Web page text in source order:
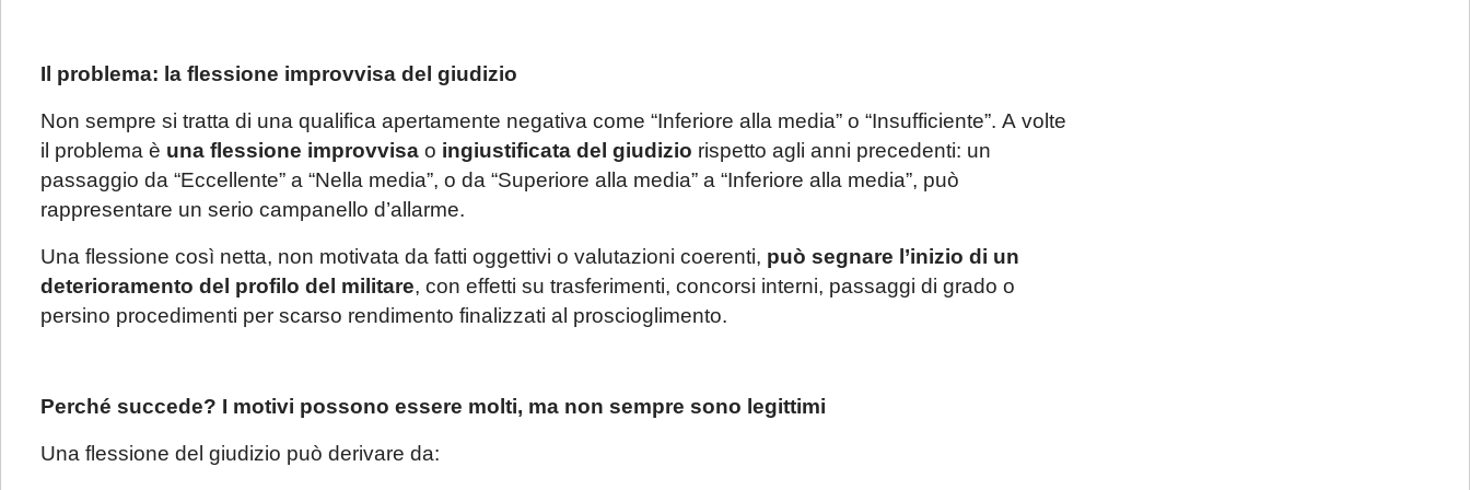
Il problema: la flessione improvvisa del giudizio
Non sempre si tratta di una qualifica apertamente negativa come “Inferiore alla media” o “Insufficiente”. A volte
il problema è una flessione improvvisa o ingiustificata del giudizio rispetto agli anni precedenti: un
passaggio da “Eccellente” a “Nella media”, o da “Superiore alla media” a “Inferiore alla media”, può
rappresentare un serio campanello d’allarme.
Una flessione così netta, non motivata da fatti oggettivi o valutazioni coerenti, può segnare l’inizio di un
deterioramento del profilo del militare, con effetti su trasferimenti, concorsi interni, passaggi di grado o
persino procedimenti per scarso rendimento finalizzati al proscioglimento.
Perché succede? I motivi possono essere molti, ma non sempre sono legittimi
Una flessione del giudizio può derivare da: